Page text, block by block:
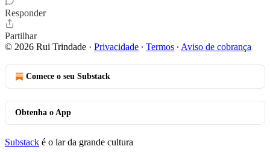
Responder
Partilhar
© 2026 Rui Trindade · Privacidade ∙ Termos ∙ Aviso de cobrança
Comece o seu Substack
Obtenha o App
Substack é o lar da grande cultura